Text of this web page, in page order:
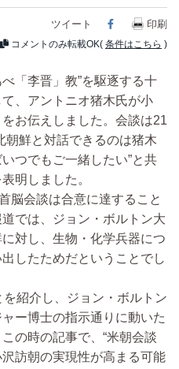
ツイート Facebook
印刷
コメントのみ転載OK( 条件はこちら )
べ「李晋」教”を駆逐する十
、アントニオ猪木氏が小
お伝えしました。会談は21
朝鮮と対話できるのは猪木
つでもご一緒したい”と共
明しました。
脳会談は合意に達すること
では、ジョン・ボルトン大
対し、生物・化学兵器につ
したためだということでし
を紹介し、ジョン・ボルトン
ー博士の指示通りに動いた
の時の記事で、“米朝会談
訪朝の実現性が高まる可能